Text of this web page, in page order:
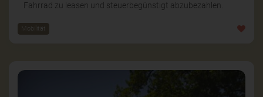
Fahrrad zu leasen und steuerbegünstigt abzubezahlen.
Mobilität